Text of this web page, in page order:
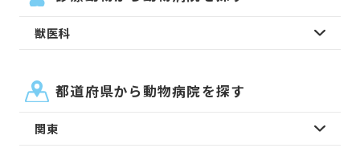
獣医科
都道府県から動物病院を探す
関東